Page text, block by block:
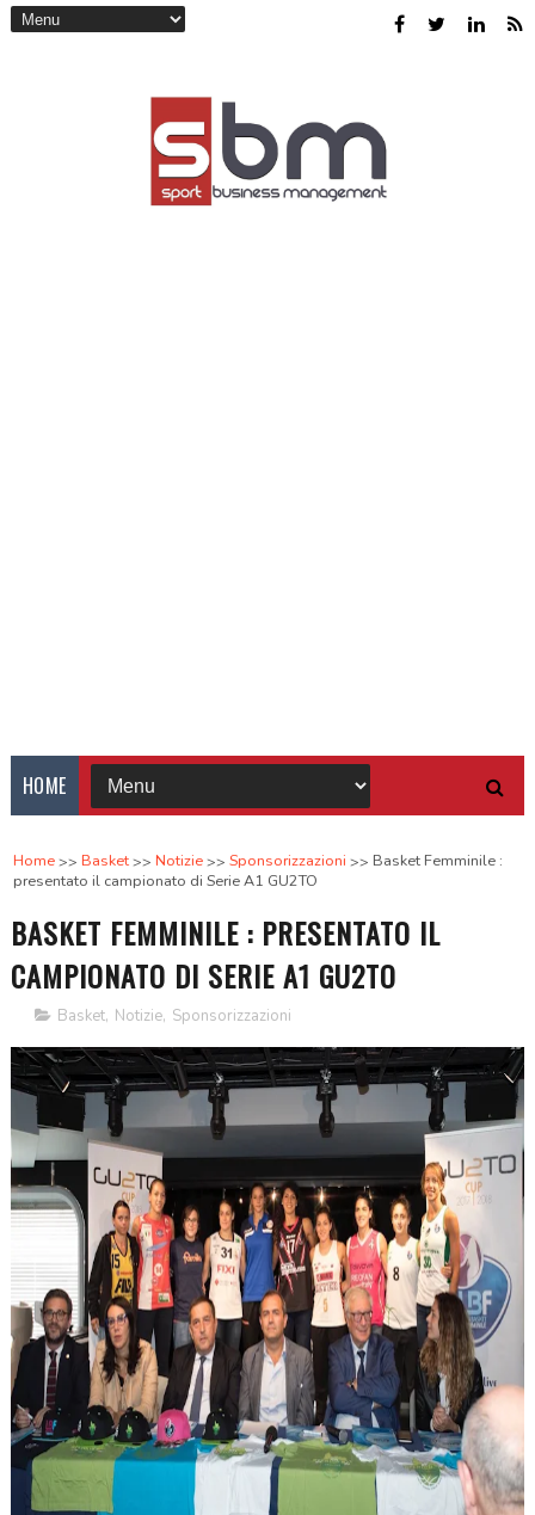
HOME
Home Basket Notizie Sponsorizzazioni
Basket Femminile :
presentato il campionato di Serie A1 GU2TO
BASKET FEMMINILE : PRESENTATO IL
CAMPIONATO DI SERIE A1 GU2TO
Basket, Notizie, Sponsorizzazioni